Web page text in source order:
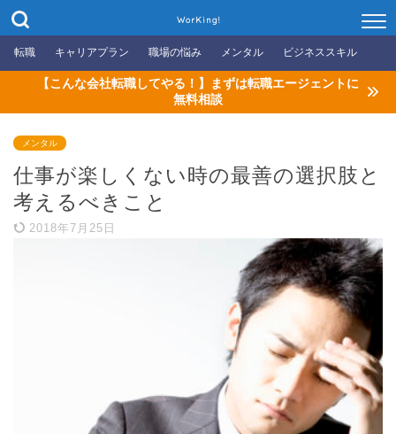
WorKing!
転職 キャリアプラン 職場の悩み メンタル ビジネススキル
【こんな会社転職してやる！】まずは転職エージェントに
無料相談
メンタル
仕事が楽しくない時の最善の選択肢と
考えるべきこと
2018年7月25日